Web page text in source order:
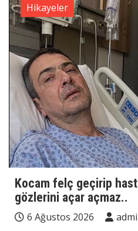
Hikayeler
Kocam felç geçirip
gözlerini açar açmaz..
6 Ağustos 2026